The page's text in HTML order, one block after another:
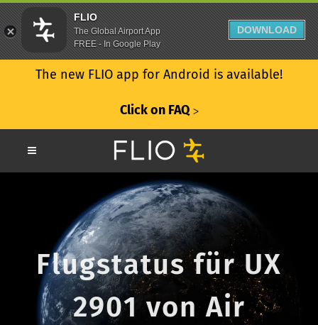
The new FLIO app for Android is available!
Click on FAQ ᐳ
Flugstatus für UX
2901 von Air
FLIO
The Global Airport App
FREE - In Google Play
DOWNLOAD